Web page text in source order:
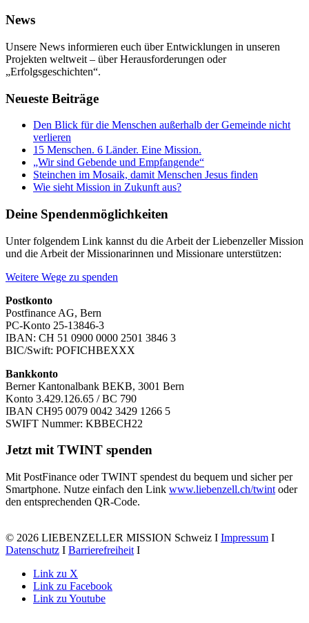
News
Unsere News informieren euch über Entwicklungen in unseren
Projekten weltweit – über Herausforderungen oder
„Erfolgsgeschichten“.
Neueste Beiträge
Den Blick für die Menschen außerhalb der Gemeinde nicht
verlieren
15 Menschen. 6 Länder. Eine Mission.
„Wir sind Gebende und Empfangende“
Steinchen im Mosaik, damit Menschen Jesus finden
Wie sieht Mission in Zukunft aus?
Deine Spendenmöglichkeiten
Unter folgendem Link kannst du die Arbeit der Liebenzeller Mission
und die Arbeit der Missionarinnen und Missionare unterstützen:
Weitere Wege zu spenden
Postkonto
Postfinance AG, Bern
PC-Konto 25-13846-3
IBAN: CH 51 0900 0000 2501 3846 3
BIC/Swift: POFICHBEXXX
Bankkonto
Berner Kantonalbank BEKB, 3001 Bern
Konto 3.429.126.65 / BC 790
IBAN CH95 0079 0042 3429 1266 5
SWIFT Nummer: KBBECH22
Jetzt mit TWINT spenden
Mit PostFinance oder TWINT spendest du bequem und sicher per
Smartphone. Nutze einfach den Link www.liebenzell.ch/twint oder
den entsprechenden QR-Code.
© 2026 LIEBENZELLER MISSION Schweiz I Impressum I
Datenschutz I Barrierefreiheit I
Link zu X
Link zu Facebook
Link zu Youtube